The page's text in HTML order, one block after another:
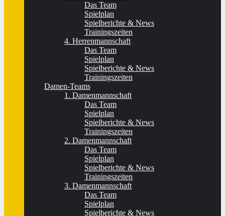
Das Team
Spielplan
Spielberichte & News
Trainingszeiten
4. Herrenmannschaft
Das Team
Spielplan
Spielberichte & News
Trainingszeiten
Damen-Teams
1. Damenmannschaft
Das Team
Spielplan
Spielberichte & News
Trainingszeiten
2. Damenmannschaft
Das Team
Spielplan
Spielberichte & News
Trainingszeiten
3. Damenmannschaft
Das Team
Spielplan
Spielberichte & News